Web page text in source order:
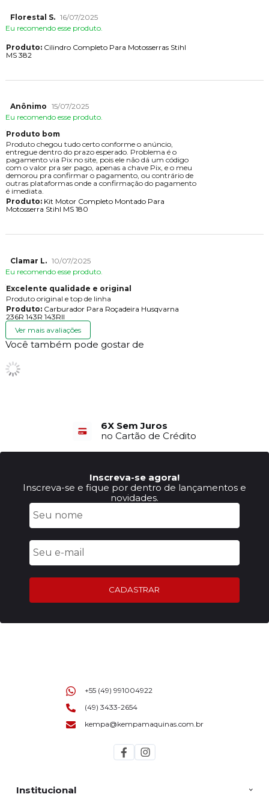
Florestal S. 16/07/2025
Eu recomendo esse produto.
Produto:Cilindro Completo Para Motosserras Stihl
MS 382
Anônimo 15/07/2025
Eu recomendo esse produto.
Produto bom
Produto chegou tudo certo conforme o anúncio,
entregue dentro do prazo esperado. Problema é o
pagamento via Pix no site, pois ele não dá um código
com o valor pra ser pago, apenas a chave Pix, e o meu
demorou pra confirmar o pagamento, ou contrário de
outras plataformas onde a confirmação do pagamento
é imediata.
Produto:Kit Motor Completo Montado Para
Motosserra Stihl MS 180
Clamar L. 10/07/2025
Eu recomendo esse produto.
Excelente qualidade e original
Produto original e top de linha
Produto:Carburador Para Roçadeira Husqvarna
236R 143R 143RII
Ver mais avaliações
Você também pode gostar de
6X Sem Juros
no Cartão de Crédito
Inscreva-se agora!
Inscreva-se e fique por dentro de lançamentos e
novidades.
CADASTRAR
Institucional
+55 (49) 991004922
(49) 3433-2654
kempa@kempamaquinas.com.br